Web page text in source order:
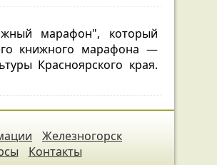
марафон", который
книжного марафона —
Красноярского края.
Железногорск
Контакты